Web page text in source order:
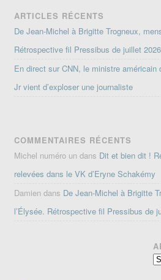
ARTICLES RÉCENTS
De Jean-Michel à Brigitte Trogneux,
Rétrospective fil Pressibus de juillet 2026
En direct sur CNN, le ministre américain
Jr vient d’exploser une journaliste
COMMENTAIRES RÉCENTS
Michel numéro un dans Dit et bien dit !
relevées dans le VK d’Eryne Schakémy
Damien dans De Jean-Michel à Brigitte
l’Élysée. Rétrospective fil Pressibus de